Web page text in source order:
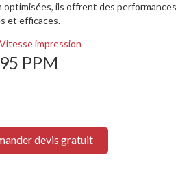
ils offrent des performances
et efficaces.
Vitesse impression
95 PPM
devis gratuit